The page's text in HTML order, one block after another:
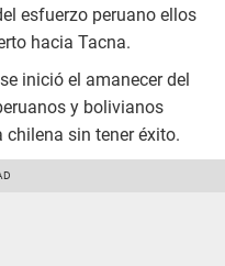
esfuerzo peruano ellos
hacia Tacna.
inició el amanecer del
y bolivianos
sin tener éxito.